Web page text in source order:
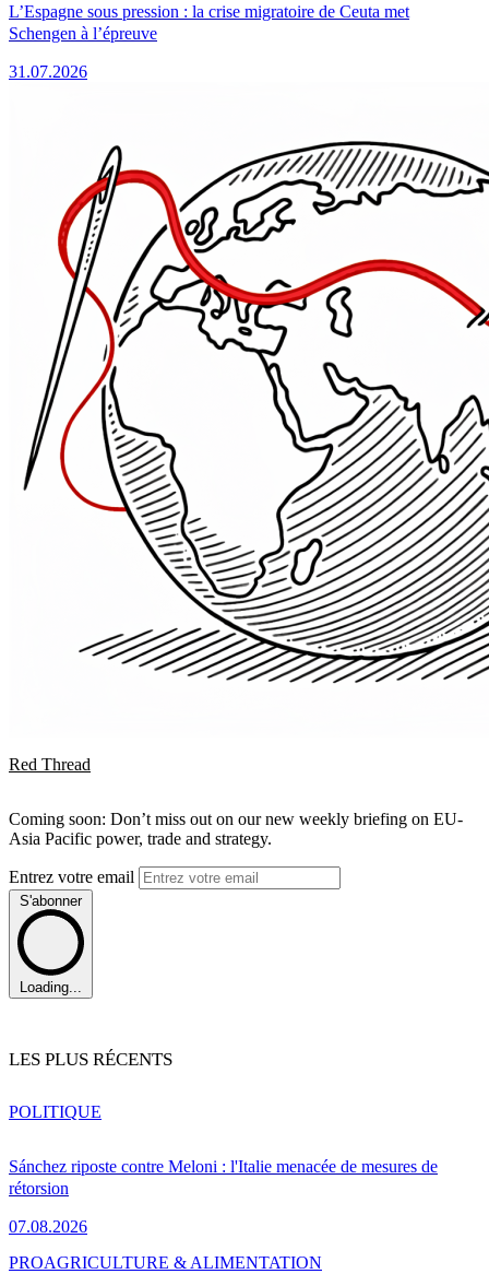
L’Espagne sous pression : la crise migratoire de Ceuta met
Schengen à l’épreuve
31.07.2026
Red Thread
Coming soon: Don’t miss out on our new weekly briefing on EU-
Asia Pacific power, trade and strategy.
Entrez votre email
S'abonner
Loading...
LES PLUS RÉCENTS
Sánchez riposte contre Meloni : l'Italie menacée de mesures de
rétorsion
07.08.2026
POLITIQUE
PROAGRICULTURE & ALIMENTATION